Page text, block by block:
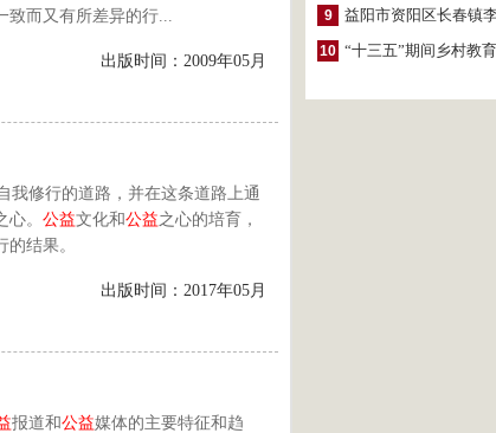
致而又有所差异的行...
出版时间：2009年05月
我修行的道路，并在这条道路上通
心。 公益文化和公益之心的培育，
结果。
出版时间：2017年05月
报道和公益媒体的主要特征和趋
9 益阳市资阳区长春镇李家
10 “十三五”期间乡村教育研